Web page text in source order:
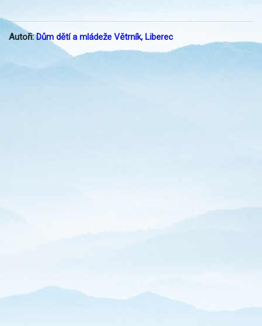
Autoři:Dům dětí a mládeže Větrník, Liberec